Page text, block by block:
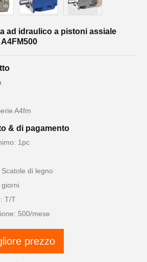
ad idraulico a pistoni assiale
A4fm
& di pagamento
1pc
di legno
T/T
500/mese
prezzo